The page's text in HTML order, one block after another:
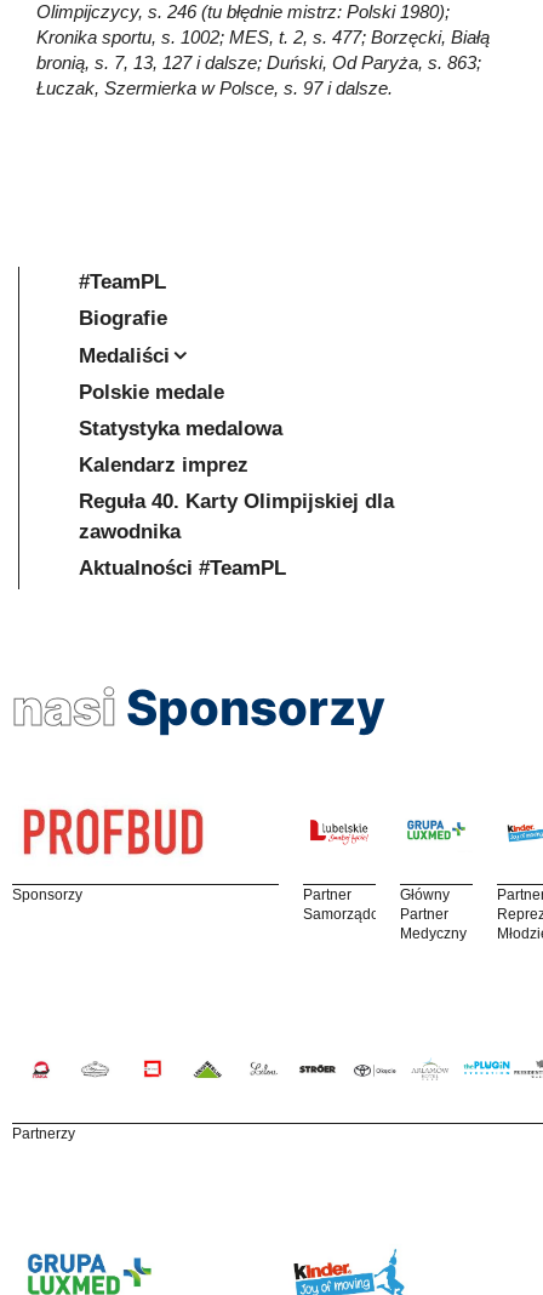
Olimpijczycy, s. 246 (tu błędnie mistrz: Polski 1980);
Kronika sportu, s. 1002; MES, t. 2, s. 477; Borzęcki, Białą
bronią, s. 7, 13, 127 i dalsze; Duński, Od Paryża, s. 863;
Łuczak, Szermierka w Polsce, s. 97 i dalsze.
#TeamPL
Biografie
Medaliści
Polskie medale
Statystyka medalowa
Kalendarz imprez
Reguła 40. Karty Olimpijskiej dla
zawodnika
Aktualności #TeamPL
nasi Sponsorzy
Sponsorzy
Partner
Samorządowy
Główny
Partner
Medyczny
Partnerzy